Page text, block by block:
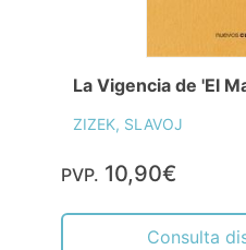
La Vigencia de 'El
ZIZEK, SLAVOJ
PVP. 10,90€
Consulta